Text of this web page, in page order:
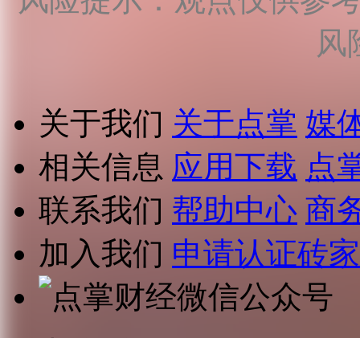
风
关于我们 关于点掌 媒
相关信息 应用下载 点
联系我们 帮助中心 商
加入我们 申请认证砖家